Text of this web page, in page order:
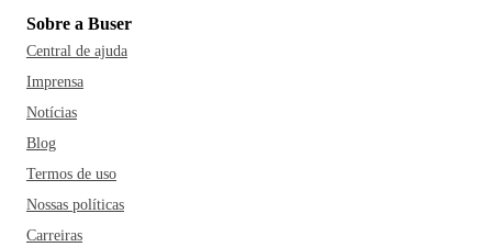
Sobre a Buser
Central de ajuda
Imprensa
Notícias
Blog
Termos de uso
Nossas políticas
Carreiras